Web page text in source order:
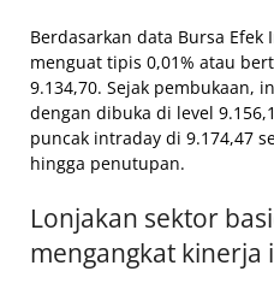
Berdasarkan data Bursa Efek
menguat tipis 0,01% atau
9.134,70. Sejak pembukaan,
dengan dibuka di level
puncak intraday di 9.174,47
hingga penutupan.
Lonjakan sektor
mengangkat kinerja